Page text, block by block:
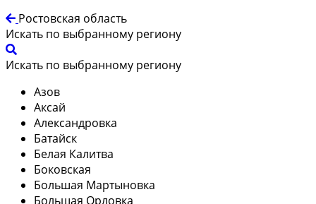
Ростовская область
Искать по выбранному региону
Искать по выбранному региону
Азов
Аксай
Александровка
Батайск
Белая Калитва
Боковская
Большая Мартыновка
Большая Орловка